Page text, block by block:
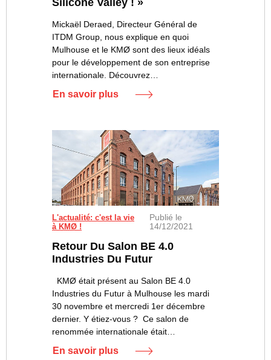
Silicone Valley ! »
Mickaël Deraed, Directeur Général de
ITDM Group, nous explique en quoi
Mulhouse et le KMØ sont des lieux idéals
pour le développement de son entreprise
internationale. Découvrez…
En savoir plus
L'actualité: c'est la vie
à KMØ !
Publié le
14/12/2021
Retour Du Salon BE 4.0
Industries Du Futur
KMØ était présent au Salon BE 4.0
Industries du Futur à Mulhouse les mardi
30 novembre et mercredi 1er décembre
dernier. Y étiez-vous ? Ce salon de
renommée internationale était…
En savoir plus